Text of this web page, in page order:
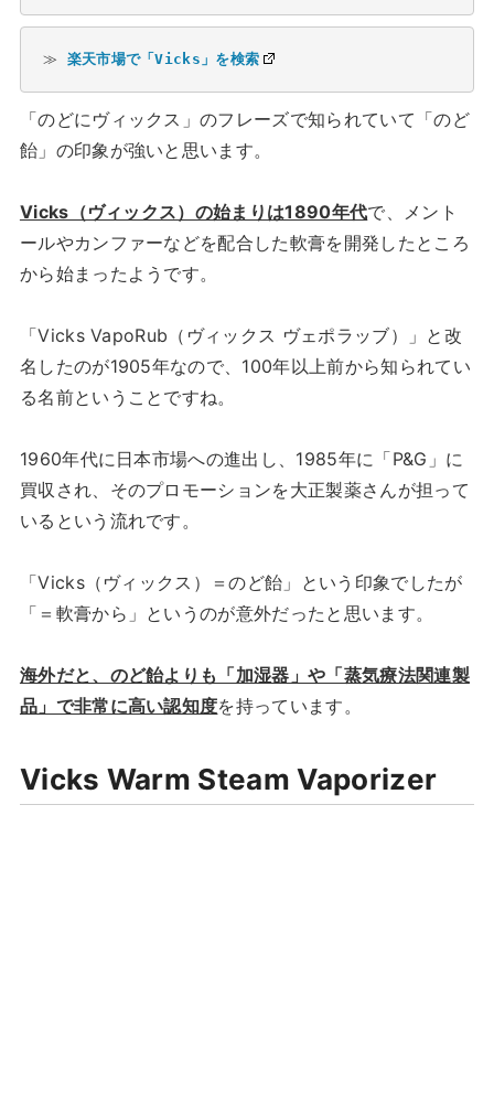
≫ 楽天市場で「Vicks」を検索
「のどにヴィックス」のフレーズで知られていて「のど
飴」の印象が強いと思います。
Vicks（ヴィックス）の始まりは1890年代で、メント
ールやカンファーなどを配合した軟膏を開発したところ
から始まったようです。
「Vicks VapoRub（ヴィックス ヴェポラッブ）」と改
名したのが1905年なので、100年以上前から知られてい
る名前ということですね。
1960年代に日本市場への進出し、1985年に「P&G」に
買収され、そのプロモーションを大正製薬さんが担って
いるという流れです。
「Vicks（ヴィックス）＝のど飴」という印象でしたが
「＝軟膏から」というのが意外だったと思います。
海外だと、のど飴よりも「加湿器」や「蒸気療法関連製
品」で非常に高い認知度を持っています。
Vicks Warm Steam Vaporizer